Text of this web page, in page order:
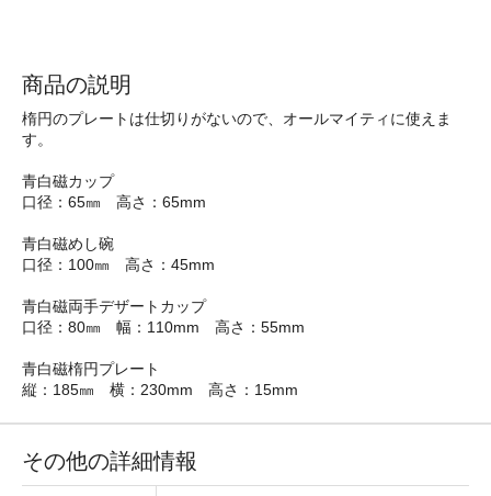
商品の説明
楕円のプレートは仕切りがないので、オールマイティに使えま
す。
青白磁カップ
口径：65㎜ 高さ：65mm
青白磁めし碗
口径：100㎜ 高さ：45mm
青白磁両手デザートカップ
口径：80㎜ 幅：110mm 高さ：55mm
青白磁楕円プレート
縦：185㎜ 横：230mm 高さ：15mm
その他の詳細情報